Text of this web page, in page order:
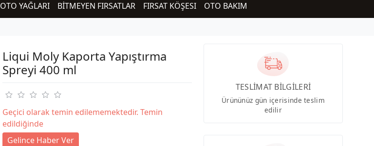
OTO YAĞLARI BİTMEYEN FIRSATLAR FIRSAT KÖŞESI OTO BAKIM
Liqui Moly Kaporta Yapıştırma
Spreyi 400 ml
Geçici olarak temin edilememektedir. Temin
edildiğinde
Gelince Haber Ver
TESLİMAT BİLGİLERİ
Ürününüz gün içerisinde teslim
edilir